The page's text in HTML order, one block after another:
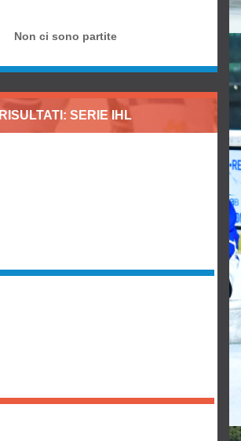
Non ci sono partite
RISULTATI: SERIE IHL